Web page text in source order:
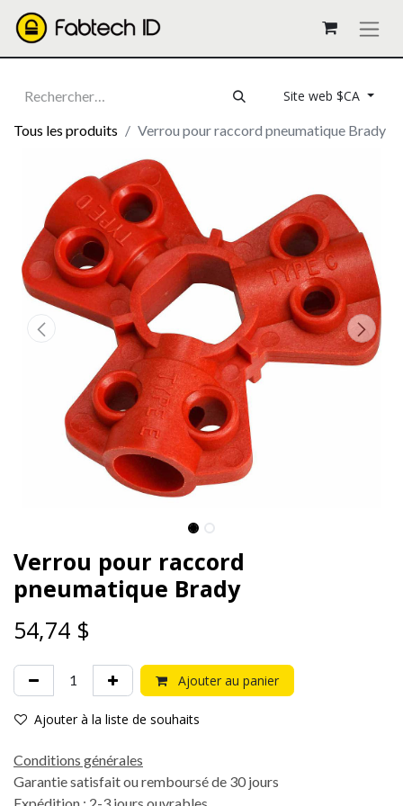
Site web $CA
Tous les produits
Verrou pour raccord pneumatique Brady
Verrou pour raccord
pneumatique Brady
54,74 $
Ajouter au panier
Ajouter à la liste de souhaits
Conditions générales
Garantie satisfait ou remboursé de 30 jours
Expédition : 2-3 jours ouvrables